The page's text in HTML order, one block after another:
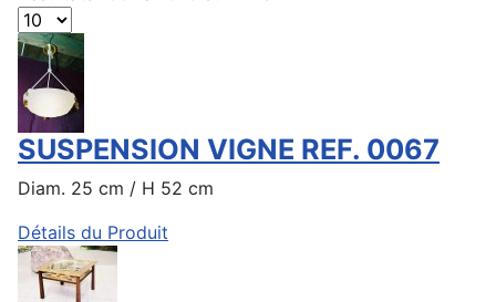
SUSPENSION VIGNE REF. 0067
Diam. 25 cm / H 52 cm
Détails du Produit